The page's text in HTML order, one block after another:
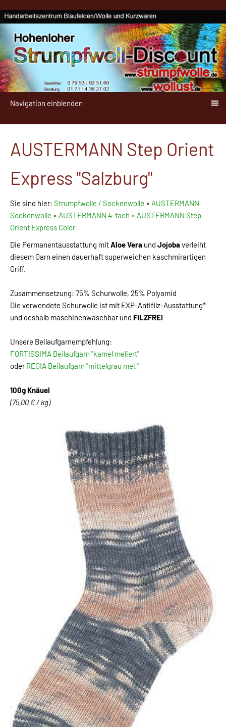
Navigation einblenden
AUSTERMANN Step Orient
Express "Salzburg"
Sie sind hier: Strumpfwolle / Sockenwolle » AUSTERMANN
Sockenwolle » AUSTERMANN 4-fach » AUSTERMANN Step
Orient Express Color
Die Permanentausstattung mitAloe Vera und Jojobaverleiht
diesem Garn einen dauerhaft superweichen kaschmirartigen
Griff.
Zusammensetzung: 75% Schurwolle, 25% Polyamid
Die verwendete Schurwolle ist mit EXP-Antifilz-Ausstattung*
und deshalb maschinenwaschbar und FILZFREI
Unsere Beilaufgarnempfehlung:
FORTISSIMA Beilaufgarn "kamel meliert"
oderREGIA Beilaufgarn "mittelgrau mel."
100g Knäuel
(75,00 € / kg)